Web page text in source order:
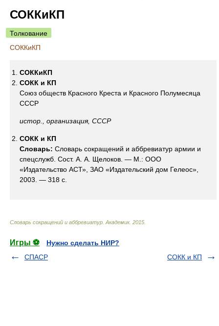
СОККиКП
Толкование
СОККиКП
СОККиКП
СОКК и КП
Союз обществ Красного Креста и Красного Полумесяца
СССР
истор., организация, СССР
СОКК и КП
Словарь: Словарь сокращений и аббревиатур армии и
спецслужб. Сост. А. А. Щелоков. — М.: ООО
«Издательство АСТ», ЗАО «Издательский дом Гелеос»,
2003. — 318 с.
Словарь сокращений и аббревиатур Академик. 2015
Игры ⚽
Нужно сделать НИР?
СПАСР
СОКК и КП